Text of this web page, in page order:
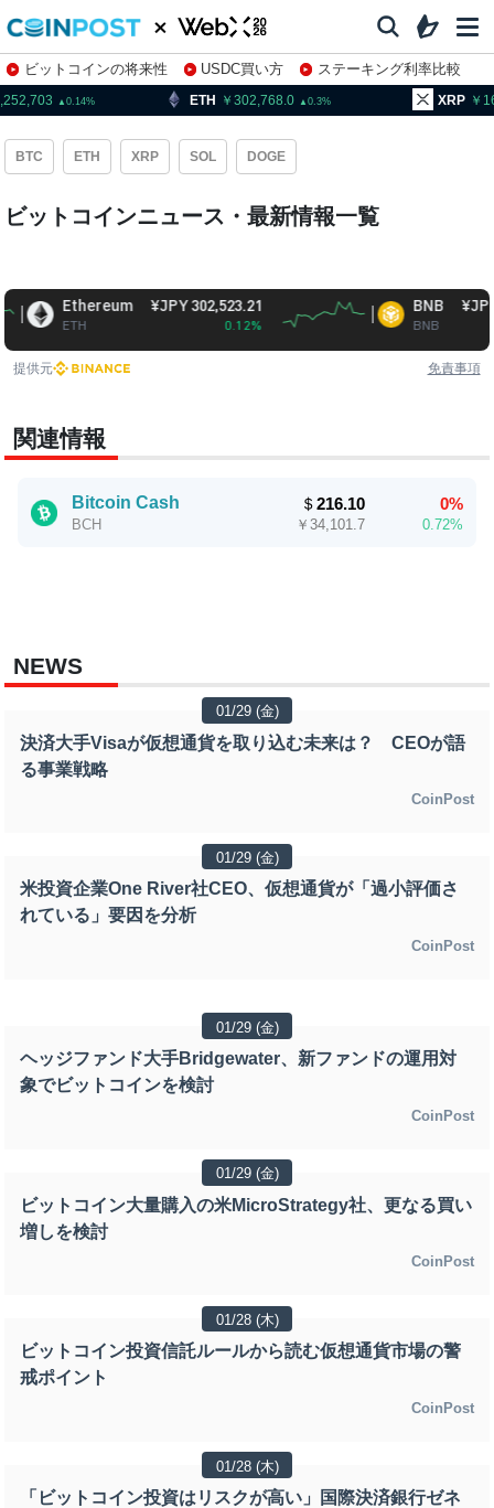
ビットコインの将来性 USDC買い方
ステーキング利率比較
株特集・関連銘柄
0.14 ETH 302,768.0 0.3 XRP
BTC ETH XRP SOL DOGE
ビットコインニュース・最新情報一覧
Ethereum
ETH
¥JPY 302,523.21 BNB
BNB
¥JPY
提供元 免責事項
関連情報
Bitcoin Cash
BCH
＄216.10
￥ 34,101.7
0%
0.72%
NEWS
01/29 (金)
決済大手Visaが仮想通貨を取り込む未来は？ CEOが語
る事業戦略
CoinPost
01/29 (金)
米投資企業One River社CEO、仮想通貨が「過小評価さ
れている」要因を分析
CoinPost
01/29 (金)
ヘッジファンド大手Bridgewater、新ファンドの運用対
象でビットコインを検討
CoinPost
01/29 (金)
ビットコイン大量購入の米MicroStrategy社、更なる買い
増しを検討
CoinPost
01/28 (木)
ビットコイン投資信託ルールから読む仮想通貨市場の警
戒ポイント
CoinPost
01/28 (木)
「ビットコイン投資はリスクが高い」国際決済銀行ゼネ